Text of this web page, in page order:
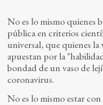
No es lo mismo quienes
pública en criterios
universal, que quienes
apuestan por la
bondad de un vaso de
coronavirus.
No es lo mismo estar